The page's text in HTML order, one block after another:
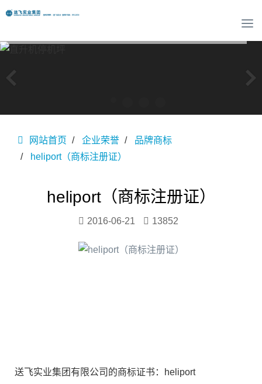
T
o
l
a
网站首页 企业荣誉
品牌商标
heliport（商标注册证）
heliport（商标注册证）
2016-06-21 13852
送飞实业集团有限公司的商标证书：heliport